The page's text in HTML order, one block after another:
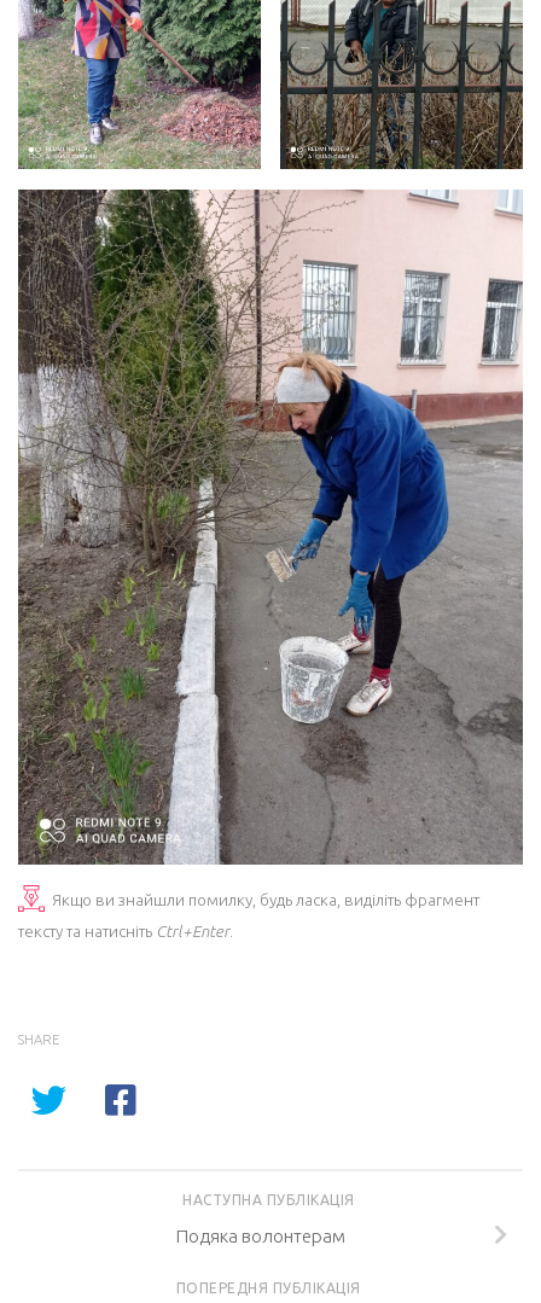
Якщо ви знайшли помилку, будь ласка, виділіть фрагмент
тексту та натисніть Ctrl+Enter.
SHARE
НАСТУПНА ПУБЛІКАЦІЯ
Подяка волонтерам
ПОПЕРЕДНЯ ПУБЛІКАЦІЯ